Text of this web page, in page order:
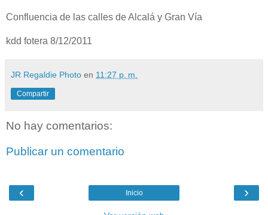
Confluencia de las calles de Alcalá y Gran Vía
kdd fotera 8/12/2011
JR Regaldie Photo en 11:27 p. m.
Compartir
No hay comentarios:
Publicar un comentario
‹ ›
Inicio